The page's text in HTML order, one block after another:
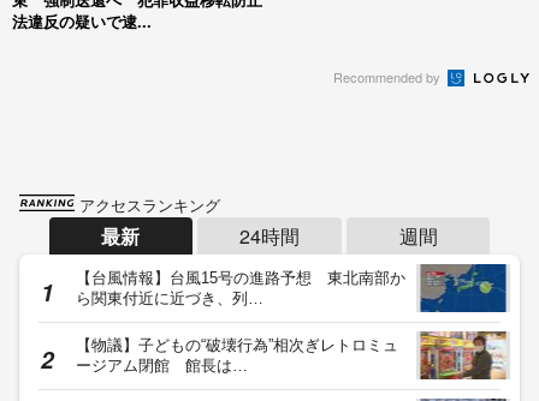
法違反の疑いで逮...
Recommended by
アクセスランキング
最新 24時間 週間
【台風情報】台風15号の進路予想 東北南部か
ら関東付近に近づき、列…
【物議】子どもの“破壊行為”相次ぎレトロミュ
ージアム閉館 館長は…